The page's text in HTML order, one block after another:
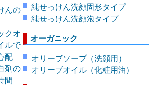
んの
クオ
ルで
配
剤の
間
純せっけん洗顔固形タイプ
純せっけん洗顔泡タイプ
オーガニック
オリーブソープ（洗顔用）
オリーブオイル（化粧用油）